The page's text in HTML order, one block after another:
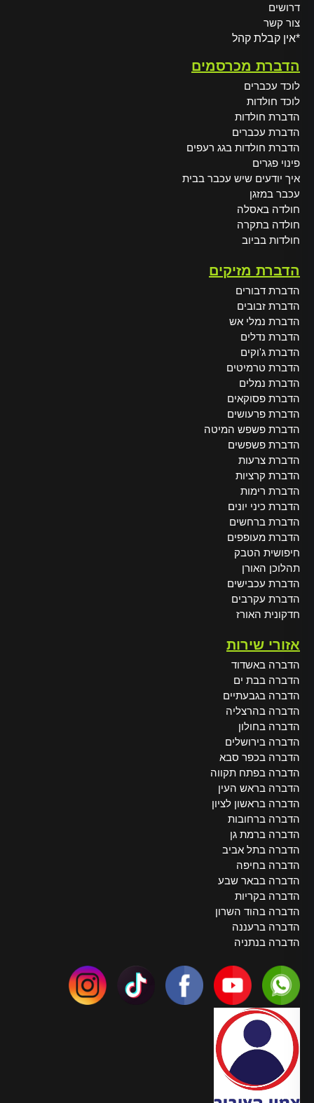
דרושים
צור קשר
*אין קבלת קהל
הדברת מכרסמים
לוכד עכברים
לוכד חולדות
הדברת חולדות
הדברת עכברים
הדברת חולדות בגג רעפים
פינוי פגרים
איך יודעים שיש עכבר בבית
עכבר במזגן
חולדה באסלה
חולדה בתקרה
חולדות בביוב
הדברת מזיקים
הדברת דבורים
הדברת זבובים
הדברת נמלי אש
הדברת נדלים
הדברת ג'וקים
הדברת טרמיטים
הדברת נמלים
הדברת פסוקאים
הדברת פרעושים
הדברת פשפש המיטה
הדברת פשפשים
הדברת צרעות
הדברת קרציות
הדברת רימות
הדברת כיני יונים
הדברת ברחשים
הדברת מעופפים
חיפושית הטבק
תהלוכן האורן
הדברת עכבישים
הדברת עקרבים
חדקונית האורז
אזורי שירות
הדברה באשדוד
הדברה בבת ים
הדברה בגבעתיים
הדברה בהרצליה
הדברה בחולון
הדברה בירושלים
הדברה בכפר סבא
הדברה בפתח תקווה
הדברה בראש העין
הדברה בראשון לציון
הדברה ברחובות
הדברה ברמת גן
הדברה בתל אביב
הדברה בחיפה
הדברה בבאר שבע
הדברה בקריות
הדברה בהוד השרון
הדברה ברעננה
הדברה בנתניה